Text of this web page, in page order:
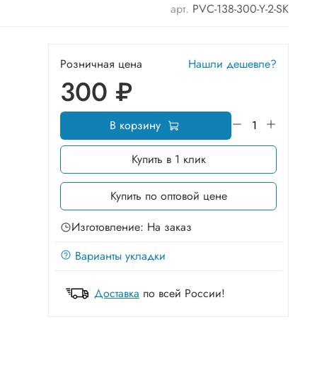
арт. PVC-138-300-Y-2-SK
Розничная цена Нашли дешевле?
300 ₽
В корзину
Купить в 1 клик
Купить по оптовой цене
Изготовление: На заказ
Варианты укладки
Доставка по всей России!